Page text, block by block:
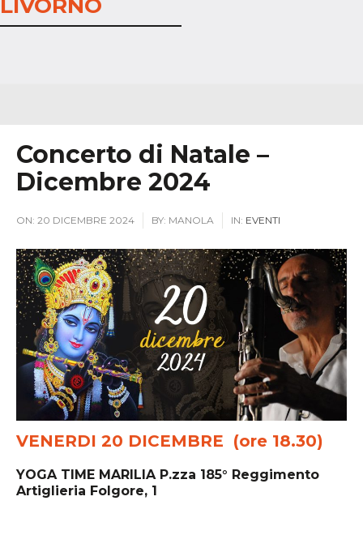
LIVORNO
Concerto di Natale –
Dicembre 2024
ON: 20 DICEMBRE 2024 BY: MANOLA IN: EVENTI
VENERDI 20 DICEMBRE (ore 18.30)
YOGA TIME MARILIA P.zza 185° Reggimento
Artiglieria Folgore, 1